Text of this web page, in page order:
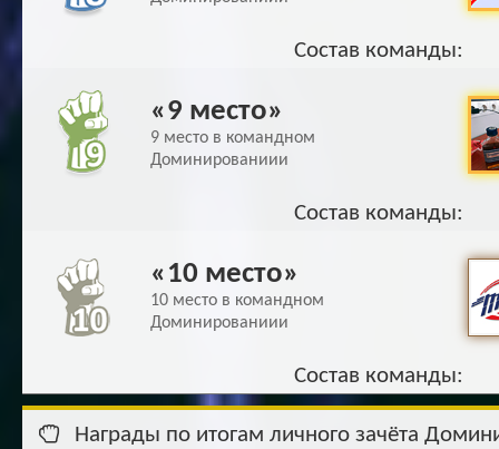
Состав команды:
«9 место»
9 место в командном
Доминированиии
Состав команды:
«10 место»
10 место в командном
Доминированиии
Состав команды:
Награды по итогам личного зачёта